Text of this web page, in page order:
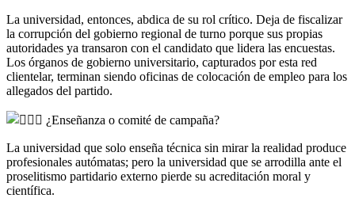
La universidad, entonces, abdica de su rol crítico. Deja de fiscalizar
la corrupción del gobierno regional de turno porque sus propias
autoridades ya transaron con el candidato que lidera las encuestas.
Los órganos de gobierno universitario, capturados por esta red
clientelar, terminan siendo oficinas de colocación de empleo para los
allegados del partido.
¿Enseñanza o comité de campaña?
La universidad que solo enseña técnica sin mirar la realidad produce
profesionales autómatas; pero la universidad que se arrodilla ante el
proselitismo partidario externo pierde su acreditación moral y
científica.